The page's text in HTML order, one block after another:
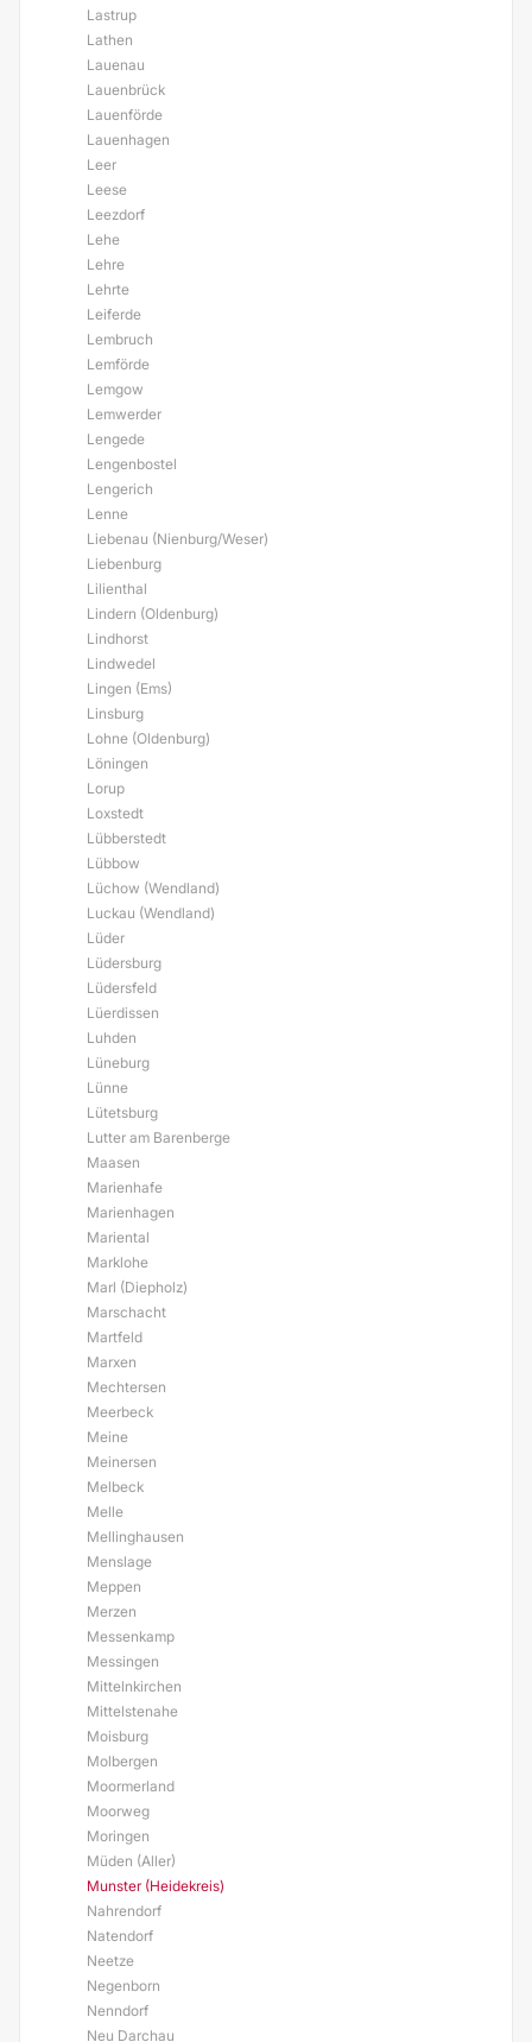
Lastrup
Lathen
Lauenau
Lauenbrück
Lauenförde
Lauenhagen
Leer
Leese
Leezdorf
Lehe
Lehre
Lehrte
Leiferde
Lembruch
Lemförde
Lemgow
Lemwerder
Lengede
Lengenbostel
Lengerich
Lenne
Liebenau (Nienburg/Weser)
Liebenburg
Lilienthal
Lindern (Oldenburg)
Lindhorst
Lindwedel
Lingen (Ems)
Linsburg
Lohne (Oldenburg)
Löningen
Lorup
Loxstedt
Lübberstedt
Lübbow
Lüchow (Wendland)
Luckau (Wendland)
Lüder
Lüdersburg
Lüdersfeld
Lüerdissen
Luhden
Lüneburg
Lünne
Lütetsburg
Lutter am Barenberge
Maasen
Marienhafe
Marienhagen
Mariental
Marklohe
Marl (Diepholz)
Marschacht
Martfeld
Marxen
Mechtersen
Meerbeck
Meine
Meinersen
Melbeck
Melle
Mellinghausen
Menslage
Meppen
Merzen
Messenkamp
Messingen
Mittelnkirchen
Mittelstenahe
Moisburg
Molbergen
Moormerland
Moorweg
Moringen
Müden (Aller)
Munster (Heidekreis)
Nahrendorf
Natendorf
Neetze
Negenborn
Nenndorf
Neu Darchau